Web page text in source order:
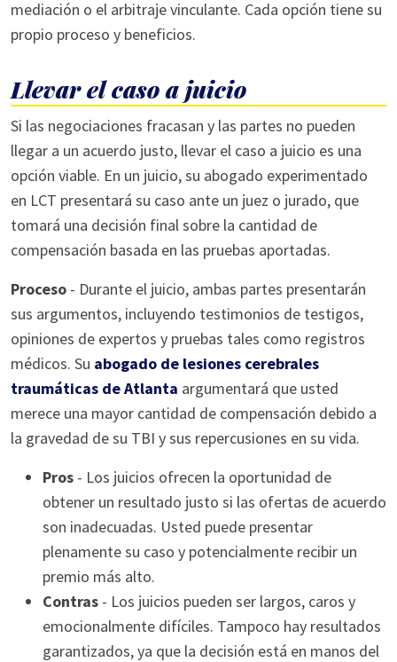
mediación o el arbitraje vinculante. Cada opción tiene su
propio proceso y beneficios.
Llevar el caso a juicio
Si las negociaciones fracasan y las partes no pueden
llegar a un acuerdo justo, llevar el caso a juicio es una
opción viable. En un juicio, su abogado experimentado
en LCT presentará su caso ante un juez o jurado, que
tomará una decisión final sobre la cantidad de
compensación basada en las pruebas aportadas.
Proceso - Durante el juicio, ambas partes presentarán
sus argumentos, incluyendo testimonios de testigos,
opiniones de expertos y pruebas tales como registros
médicos. Su abogado de lesiones cerebrales
traumáticas de Atlanta argumentará que usted
merece una mayor cantidad de compensación debido a
la gravedad de su TBI y sus repercusiones en su vida.
Pros - Los juicios ofrecen la oportunidad de
obtener un resultado justo si las ofertas de acuerdo
son inadecuadas. Usted puede presentar
plenamente su caso y potencialmente recibir un
premio más alto.
Contras - Los juicios pueden ser largos, caros y
emocionalmente difíciles. Tampoco hay resultados
garantizados, ya que la decisión está en manos del